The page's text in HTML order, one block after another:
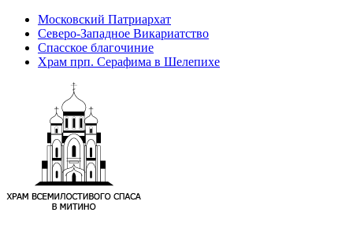
Московский Патриархат
Северо-Западное Викариатство
Спасское благочиние
Храм прп. Серафима в Шелепихе